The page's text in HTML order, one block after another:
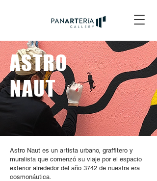
ASTRO
NAUT
Astro Naut es un artista urbano, graffitero y
muralista que comenzó su viaje por el espacio
exterior alrededor del año 3742 de nuestra era
cosmonáutica.